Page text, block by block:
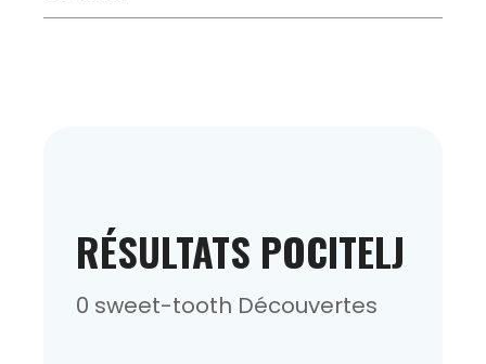
RÉSULTATS POCITELJ
0 sweet-tooth Découvertes